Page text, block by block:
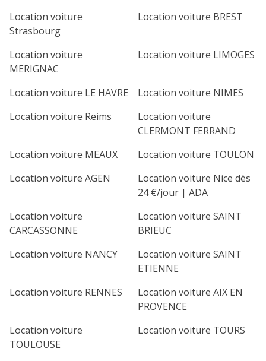
Location voiture
Strasbourg
Location voiture BREST
Location voiture
MERIGNAC
Location voiture LIMOGES
Location voiture LE HAVRE
Location voiture NIMES
Location voiture Reims
Location voiture
CLERMONT FERRAND
Location voiture MEAUX
Location voiture TOULON
Location voiture AGEN
Location voiture Nice dès
24 €/jour | ADA
Location voiture
CARCASSONNE
Location voiture SAINT
BRIEUC
Location voiture NANCY
Location voiture SAINT
ETIENNE
Location voiture RENNES
Location voiture AIX EN
PROVENCE
Location voiture
TOULOUSE
Location voiture TOURS